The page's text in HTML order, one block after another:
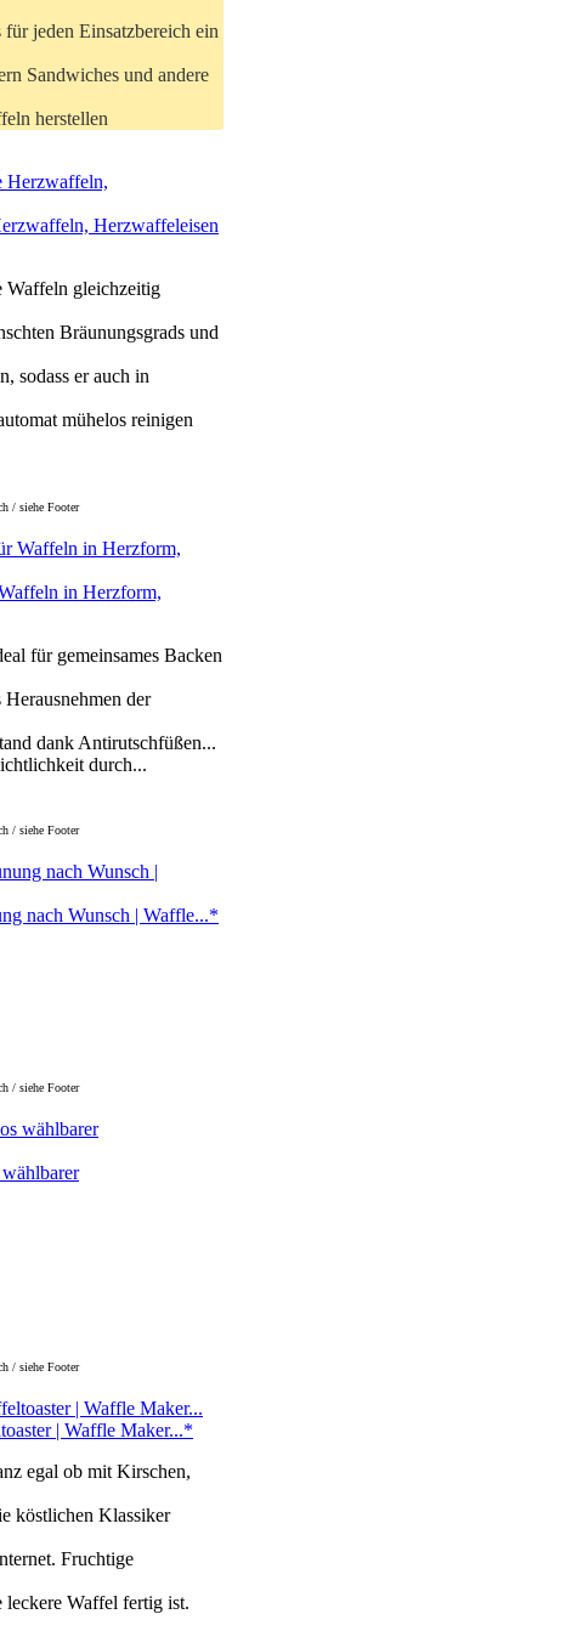
jeden Einsatzbereich ein
Sandwiches und andere
herstellen
Herzwaffeleisen
Waffeln gleichzeitig
Bräunungsgrads und
sodass er auch in
mühelos reinigen
/ siehe Footer
in Herzform,
für gemeinsames Backen
der
dank Antirutschfüßen...
durch...
/ siehe Footer
nach Wunsch | Waffle...*
/ siehe Footer
/ siehe Footer
| Waffle Maker...*
egal ob mit Kirschen,
köstlichen Klassiker
Fruchtige
leckere Waffel fertig ist.